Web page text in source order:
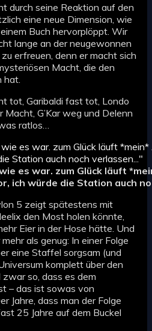
durch seine Reaktion auf den
eine neue Dimension, wie
Buch hervorplöppt. Wir
lange an der neugewonnen
erfreuen, denn er macht sich
Macht, die den
tot, Garibaldi fast tot, Londo
G’Kar weg und Delenn
ratlos…
es war. zum Glück läuft
ich würde die Station auch
5 zeigt spätestens mit
den Most holen könnte,
Eier in der Hose hätte. Und
als genug: In einer Folge
eine Staffel sorgsam (und
komplett über den
so, dass es dem
– das ist sowas von
Jahre, dass man der Folge
25 Jahre auf dem Buckel